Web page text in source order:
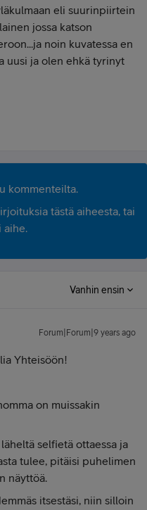
eli suurinpiirtein
jossa katson
noin kuvatessa en
uusi ja olen ehkä tyrinyt
kommenteilta.
tästä aiheesta, tai
aihe.
Vanhin ensin
Forum|Forum|9 years ago
Yhteisöön!
on muissakin
selfietä ottaessa ja
tulee, pitäisi puhelimen
näyttöä.
itsestäsi, niin silloin